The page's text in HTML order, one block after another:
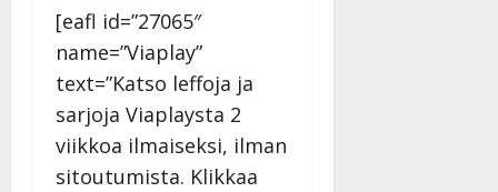
[eafl id=”27065″
name=”Viaplay”
text=”Katso leffoja ja
sarjoja Viaplaysta 2
viikkoa ilmaiseksi, ilman
sitoutumista. Klikkaa